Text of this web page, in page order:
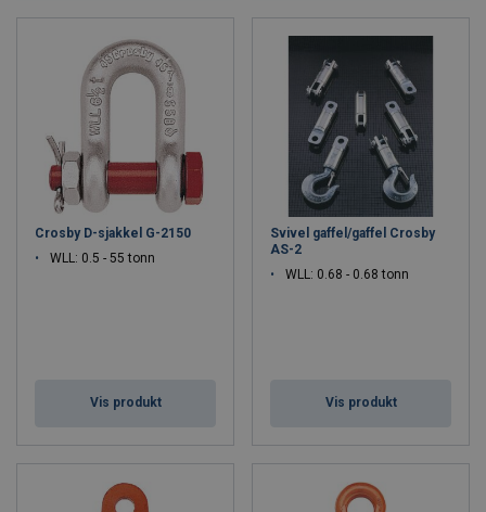
Crosby D-sjakkel G-2150
WLL: 0.5 - 55 tonn
Vis produkt
Svivel gaffel/gaffel Crosby
AS-2
WLL: 0.68 - 0.68 tonn
Vis produkt